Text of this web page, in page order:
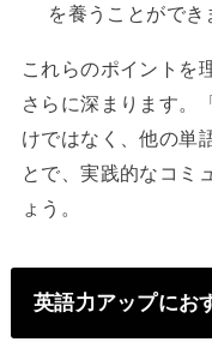
を養うことができ
これらのポイントを
さらに深まります。
けではなく、他の単
とで、実践的なコミ
ょう。
英語力アップにお